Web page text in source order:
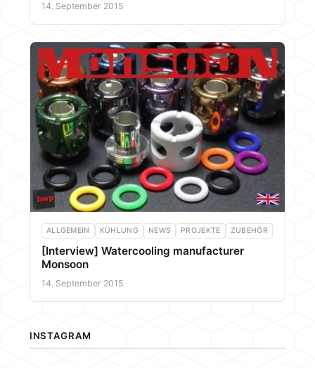
14. September 2015
ALLGEMEIN KÜHLUNG NEWS PROJEKTE ZUBEHÖR
[Interview] Watercooling manufacturer
Monsoon
14. September 2015
INSTAGRAM